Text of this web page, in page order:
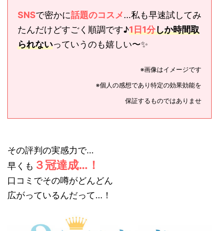
SNSで密かに話題のコスメ…私も早速試してみ
たんだけどすごく順調です♪1日1分しか時間取
られないっていうのも嬉しい〜✨
※画像はイメージです
※個人の感想であり特定の効果効能を
保証するものではありませ
その評判の実感力で…
早くも ３冠達成…！
口コミでその噂がどんどん
広がっているんだって…！